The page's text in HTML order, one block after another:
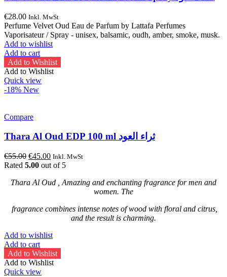
€28.00 Inkl. MwSt
Perfume Velvet Oud Eau de Parfum by Lattafa Perfumes
Vaporisateur / Spray - unisex, balsamic, oudh, amber, smoke, musk.
Add to wishlist
Add to cart
Add to Wishlist
Add to Wishlist
Quick view
-18% New
Compare
Thara Al Oud EDP 100 ml ثراء العود
€55.00 Original
price
€55.00.
€45.00Current
price
€45.00.
Inkl. MwSt
Rated 5.00 out of 5
Thara Al Oud , Amazing and enchanting fragrance for men and
women. The
fragrance combines intense notes of wood with floral and citrus,
and the result is charming.
Add to wishlist
Add to cart
Add to Wishlist
Add to Wishlist
Quick view